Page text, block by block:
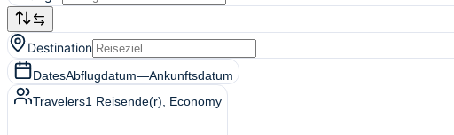
Destination
DatesAbflugdatum—Ankunftsdatum
Travelers1 Reisende(r) , Economy